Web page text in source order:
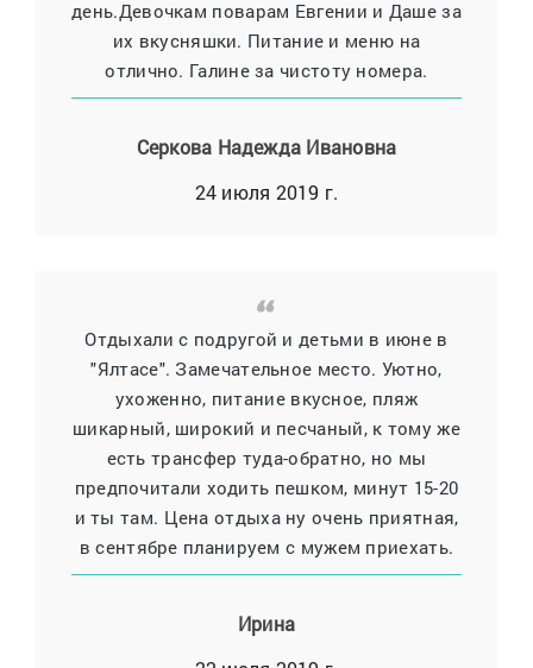
день.Девочкам поварам Евгении и Даше за
их вкусняшки. Питание и меню на
отлично. Галине за чистоту номера.
Серкова Надежда Ивановна
24 июля 2019 г.
Отдыхали с подругой и детьми в июне в
"Ялтасе". Замечательное место. Уютно,
ухоженно, питание вкусное, пляж
шикарный, широкий и песчаный, к тому же
есть трансфер туда-обратно, но мы
предпочитали ходить пешком, минут 15-20
и ты там. Цена отдыха ну очень приятная,
в сентябре планируем с мужем приехать.
Ирина